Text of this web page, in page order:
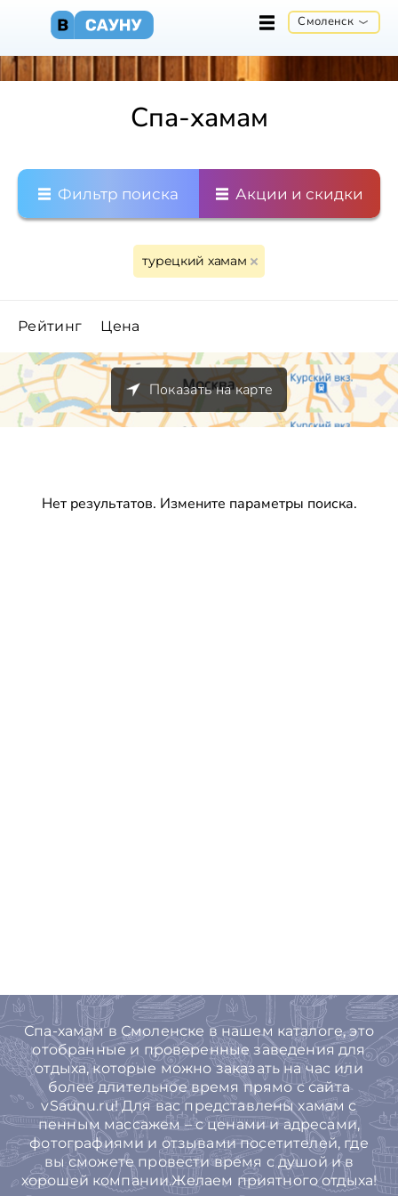
Смоленск
Спа-хамам
Фильтр поиска Акции и скидки
турецкий хамам
Рейтинг Цена
Показать на карте
Нет результатов. Измените параметры поиска.
Спа-хамам в Смоленске в нашем каталоге, это
отобранные и проверенные заведения для
отдыха, которые можно заказать на час или
более длительное время прямо с сайта
vSaunu.ru! Для вас представлены хамам с
пенным массажем – с ценами и адресами,
фотографиями и отзывами посетителей, где
вы сможете провести время с душой и в
хорошей компании.Желаем приятного отдыха!